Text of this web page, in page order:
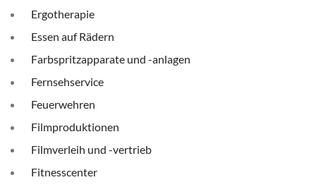
Ergotherapie
Essen auf Rädern
Farbspritzapparate und -anlagen
Fernsehservice
Feuerwehren
Filmproduktionen
Filmverleih und -vertrieb
Fitnesscenter